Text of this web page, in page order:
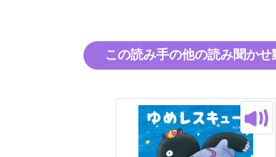
この読み手の他の読み聞かせ